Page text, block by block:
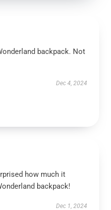
backpack. Not
Dec 4, 2024
how much it
backpack!
Dec 1, 2024